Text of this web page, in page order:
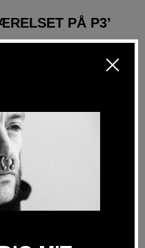
PÅ P3’
Klubværelset var et
udsendelse er